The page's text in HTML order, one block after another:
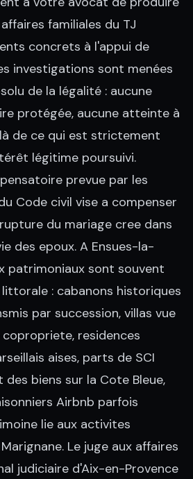
familiales du TJ
concrets à l'appui de
investigations sont menées
de la légalité : aucune
protégée, aucune atteinte à
de ce qui est strictement
légitime poursuivi.
prevue par les
Code civil vise a compenser
du mariage cree dans
des epoux. A Ensues-la-
patrimoniaux sont souvent
: cabanons historiques
par succession, villas vue
residences
aises, parts de SCI
biens sur la Cote Bleue,
Airbnb parfois
lie aux activites
Le juge aux affaires
judiciaire d'Aix-en-Provence